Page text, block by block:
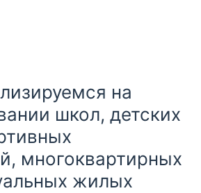
на
школ, детских
многоквартирных
жилых